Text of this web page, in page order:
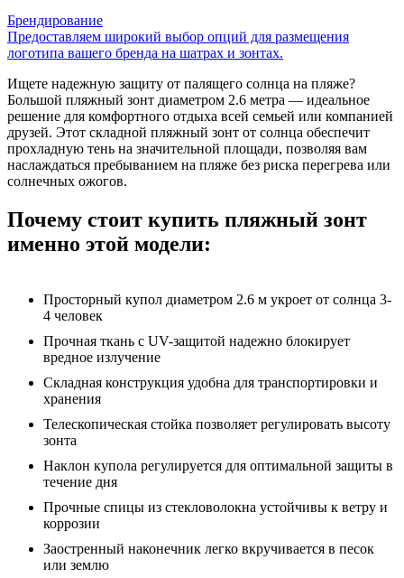
Брендирование
Предоставляем широкий выбор опций для размещения
логотипа вашего бренда на шатрах и зонтах.
Ищете надежную защиту от палящего солнца на пляже?
Большой пляжный зонт диаметром 2.6 метра — идеальное
решение для комфортного отдыха всей семьей или компанией
друзей. Этот складной пляжный зонт от солнца обеспечит
прохладную тень на значительной площади, позволяя вам
наслаждаться пребыванием на пляже без риска перегрева или
солнечных ожогов.
Почему стоит купить пляжный зонт
именно этой модели:
Просторный купол диаметром 2.6 м укроет от солнца 3-
4 человек
Прочная ткань с UV-защитой надежно блокирует
вредное излучение
Складная конструкция удобна для транспортировки и
хранения
Телескопическая стойка позволяет регулировать высоту
зонта
Наклон купола регулируется для оптимальной защиты в
течение дня
Прочные спицы из стекловолокна устойчивы к ветру и
коррозии
Заостренный наконечник легко вкручивается в песок
или землю